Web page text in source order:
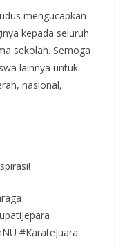
mengucapkan
kepada seluruh
sekolah. Semoga
lainnya untuk
nasional,
#KarateJuara